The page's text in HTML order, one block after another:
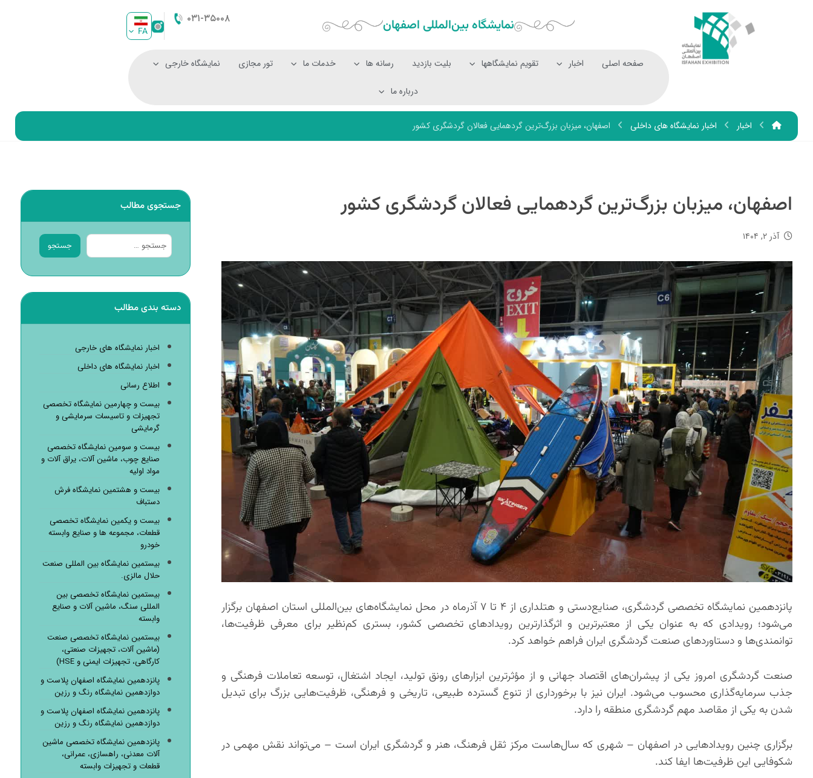
نمایشگاه بین‌المللی‌ اصفهان ۰۳۱-۳۵۰۰۸
FA
صفحه اصلی اخبار تقویم نمایشگاهها بلیت بازدید رسانه ها خدمات ما تور مجازی نمایشگاه خارجی
درباره ما
اخبار اخبار نمایشگاه های داخلی اصفهان، میزبان بزرگ‌ترین گردهمایی فعالان گردشگری کشور
اصفهان، میزبان بزرگ‌ترین گردهمایی فعالان گردشگری کشور
آذر ۲, ۱۴۰۴
پانزدهمین نمایشگاه تخصصی گردشگری، صنایع‌دستی و هتلداری از ۴ تا ۷ آذرماه در محل نمایشگاه‌های بین‌المللی استان اصفهان برگزار
می‌شود؛ رویدادی که به عنوان یکی از معتبرترین و اثرگذارترین رویدادهای تخصصی کشور، بستری کم‌نظیر برای معرفی ظرفیت‌ها،
توانمندی‌ها و دستاوردهای صنعت گردشگری ایران فراهم خواهد کرد.
صنعت گردشگری امروز یکی از پیشران‌های اقتصاد جهانی و از مؤثرترین ابزارهای رونق تولید، ایجاد اشتغال، توسعه تعاملات فرهنگی و
جذب سرمایه‌گذاری محسوب می‌شود. ایران نیز با برخورداری از تنوع گسترده طبیعی، تاریخی و فرهنگی، ظرفیت‌هایی بزرگ برای تبدیل
شدن به یکی از مقاصد مهم گردشگری منطقه را دارد.
برگزاری چنین رویدادهایی در اصفهان – شهری که سال‌هاست مرکز ثقل فرهنگ، هنر و گردشگری ایران است – می‌تواند نقش مهمی در
شکوفایی این ظرفیت‌ها ایفا کند.
جستجوی مطالب
جستجو
دسته بندی مطالب
اخبار نمایشگاه های خارجی
اخبار نمایشگاه های داخلی
اطلاع رسانی
بیست و چهارمین نمایشگاه تخصصی
تجهیزات و تاسیسات سرمایشی و
گرمایشی
بیست و سومین نمایشگاه تخصصی
صنایع چوب، ماشین آلات، یراق آلات و
مواد اولیه
بیست و هشتمین نمایشگاه فرش
دستباف
بیست و یکمین نمایشگاه تخصصی
قطعات، مجموعه ها و صنایع وابسته
خودرو
بیستمین نمایشگاه بین المللی صنعت
حلال مالزی.
بیستمین نمایشگاه تخصصی بین
المللی سنگ، ماشین آلات و صنایع
وابسته
بیستمین نمایشگاه تخصصی صنعت
(ماشین آلات، تجهیزات صنعتی،
کارگاهی، تجهیزات ایمنی و HSE)
پانزدهمین نمایشگاه اصفهان پلاست و
دوازدهمین نمایشگاه رنگ و رزین
پانزدهمین نمایشگاه اصفهان پلاست و
دوازدهمین نمایشگاه رنگ و رزین
پانزدهمین نمایشگاه تخصصی ماشین
آلات معدنی، راهسازی، عمرانی،
قطعات و تجهیزات وابسته